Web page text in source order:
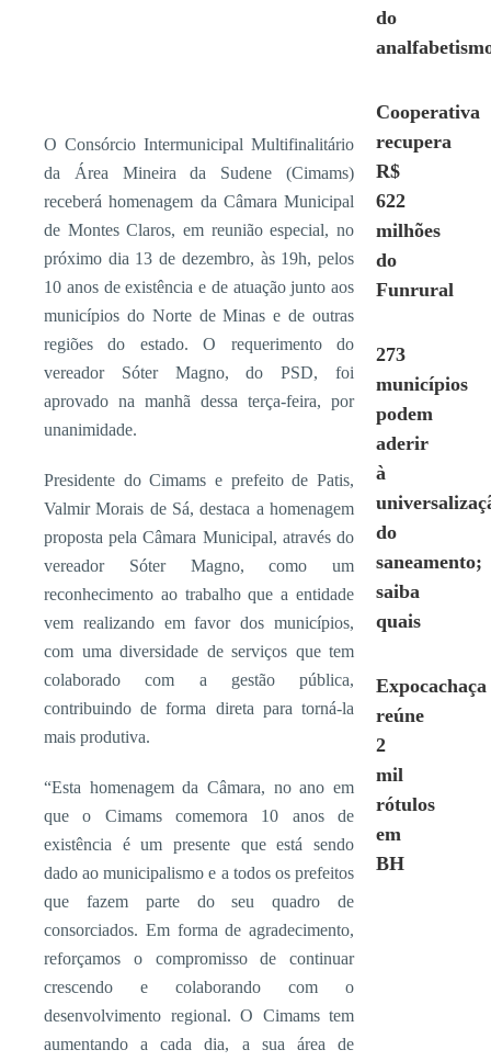
O Consórcio Intermunicipal Multifinalitário
da Área Mineira da Sudene (Cimams)
receberá homenagem da Câmara Municipal
de Montes Claros, em reunião especial, no
próximo dia 13 de dezembro, às 19h, pelos
10 anos de existência e de atuação junto aos
municípios do Norte de Minas e de outras
regiões do estado. O requerimento do
vereador Sóter Magno, do PSD, foi
aprovado na manhã dessa terça-feira, por
unanimidade.
Presidente do Cimams e prefeito de Patis,
Valmir Morais de Sá, destaca a homenagem
proposta pela Câmara Municipal, através do
vereador Sóter Magno, como um
reconhecimento ao trabalho que a entidade
vem realizando em favor dos municípios,
com uma diversidade de serviços que tem
colaborado com a gestão pública,
contribuindo de forma direta para torná-la
mais produtiva.
“Esta homenagem da Câmara, no ano em
que o Cimams comemora 10 anos de
existência é um presente que está sendo
dado ao municipalismo e a todos os prefeitos
que fazem parte do seu quadro de
consorciados. Em forma de agradecimento,
reforçamos o compromisso de continuar
crescendo e colaborando com o
desenvolvimento regional. O Cimams tem
aumentando a cada dia, a sua área de
do
Cooperativa
recupera
R$
622
milhões
do
Funrural
273
municípios
podem
aderir
à
do
saneamento;
saiba
quais
Expocachaça
reúne
2
mil
rótulos
em
BH